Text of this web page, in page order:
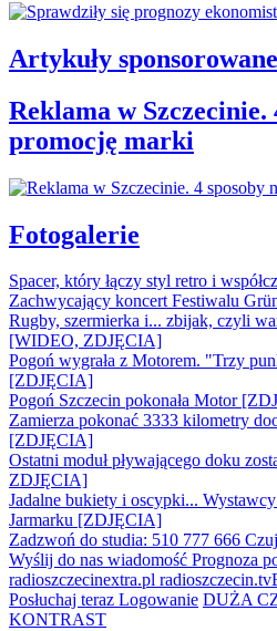
Artykuły
Reklama w Szczecinie.
promocję marki
Fotogalerie
Spacer, który łączy styl retro i
Zachwycający koncert Festiwalu
Rugby, szermierka i... zbijak, czyli
[WIDEO, ZDJĘCIA]
Pogoń wygrała z Motorem. "Trzy
[ZDJĘCIA]
Pogoń Szczecin pokonała Motor
Zamierza pokonać 3333 kilometry
[ZDJĘCIA]
Ostatni moduł pływającego doku
ZDJĘCIA]
Jadalne bukiety i oscypki...
Jarmarku [ZDJĘCIA]
Zadzwoń do studia: 510 777 666
Wyślij do nas wiadomość Prognoza
radioszczecinextra.pl radioszczecin.tv
Posłuchaj teraz Logowanie DUŻA
KONTRAST